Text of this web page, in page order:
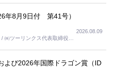
年8月9日付 第41号）
㈱ツーリンクス代表取締役社
2026.08.09
よび2026年国際ドラゴン賞（ID